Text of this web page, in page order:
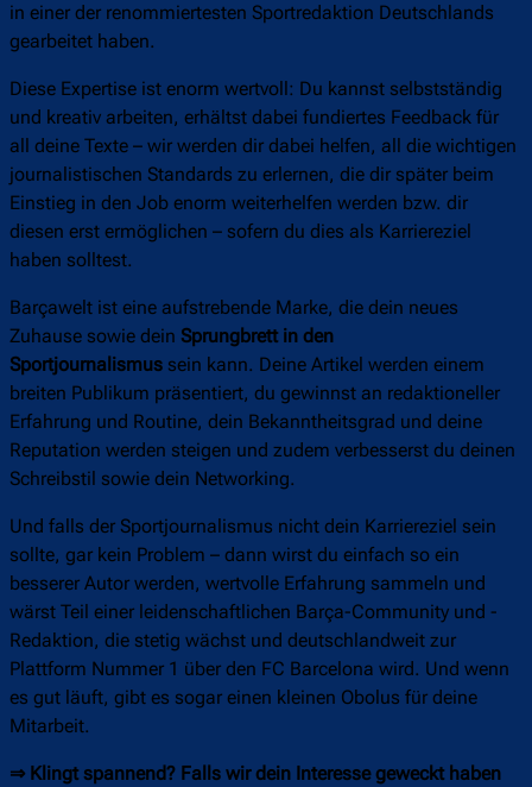
in einer der renommiertesten Sportredaktion Deutschlands
gearbeitet haben.
Diese Expertise ist enorm wertvoll: Du kannst selbstständig
und kreativ arbeiten, erhältst dabei fundiertes Feedback für
all deine Texte – wir werden dir dabei helfen, all die wichtigen
journalistischen Standards zu erlernen, die dir später beim
Einstieg in den Job enorm weiterhelfen werden bzw. dir
diesen erst ermöglichen – sofern du dies als Karriereziel
haben solltest.
Barçawelt ist eine aufstrebende Marke, die dein neues
Zuhause sowie dein Sprungbrett in den
Sportjournalismus sein kann. Deine Artikel werden einem
breiten Publikum präsentiert, du gewinnst an redaktioneller
Erfahrung und Routine, dein Bekanntheitsgrad und deine
Reputation werden steigen und zudem verbesserst du deinen
Schreibstil sowie dein Networking.
Und falls der Sportjournalismus nicht dein Karriereziel sein
sollte, gar kein Problem – dann wirst du einfach so ein
besserer Autor werden, wertvolle Erfahrung sammeln und
wärst Teil einer leidenschaftlichen Barça-Community und -
Redaktion, die stetig wächst und deutschlandweit zur
Plattform Nummer 1 über den FC Barcelona wird. Und wenn
es gut läuft, gibt es sogar einen kleinen Obolus für deine
Mitarbeit.
⇒ Klingt spannend? Falls wir dein Interesse geweckt haben